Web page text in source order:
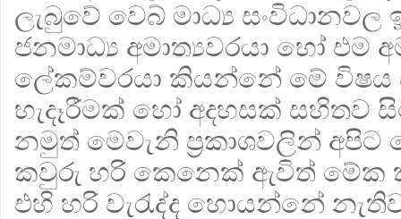
ලැබුවේ වෙබ් මාධ්‍ය සංවිධානවල
ජනමාධ්‍ය අමාත්‍යවරයා හෝ එම
ලේකම්වරයා කියන්නේ මේ
හැදෑරීමක් හෝ අදහසක් සහිතව
නමුත් මෙවැනි ප්‍රකාශවලින්
කවුරු හරි කෙනෙක් ඇවිත්
එහි හරි වැරැද්ද හොයන්නේ